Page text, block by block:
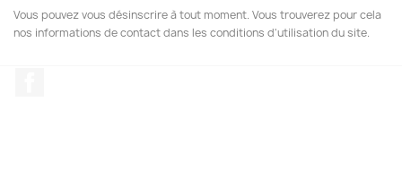
Vous pouvez vous désinscrire à tout moment. Vous trouverez pour cela
nos informations de contact dans les conditions d'utilisation du site.